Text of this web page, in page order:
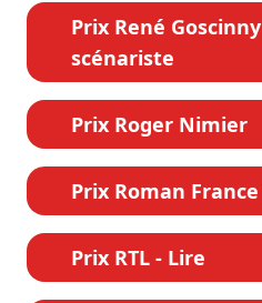
Prix René
scénariste
Prix Roger Nimier
Prix Roman
Prix RTL - Lire